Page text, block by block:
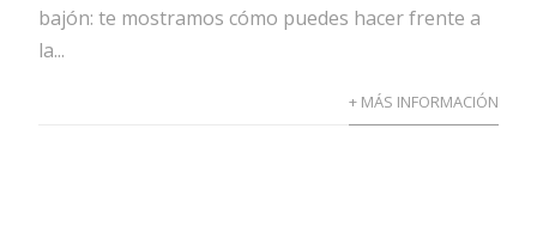
bajón: te mostramos cómo puedes hacer frente a
la...
+ MÁS INFORMACIÓN